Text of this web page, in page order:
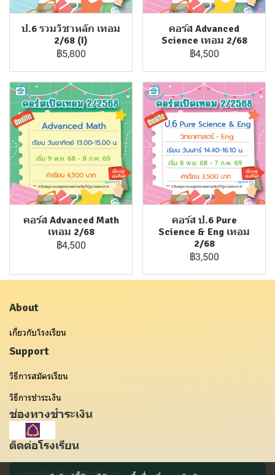
ป.6 รวมวิชาหลัก เทอม
2/68 (I)
฿5,800
คอร์ส Advanced
Science เทอม 2/68
฿4,500
คอร์ส Advanced Math
เทอม 2/68
฿4,500
คอร์ส ป.6 Pure
Science & Eng เทอม
2/68
฿3,500
About
เกี่ยวกับโรงเรียน
Support
วิธีการสมัครเรียน
วิธีการชำระเงิน
ช่องทางชำระเงิน
ติดต่อโรงเรียน